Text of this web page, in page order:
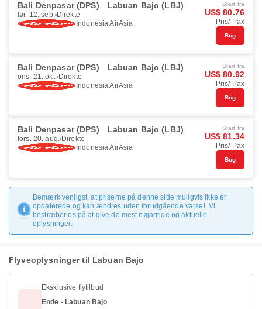
Bali Denpasar (DPS) Labuan Bajo (LBJ)
lør. 12. sep. Direkte
Indonesia AirAsia
Start fra
US$ 80.76
Pris/ Pax
Bog
Bali Denpasar (DPS) Labuan Bajo (LBJ)
ons. 21. okt. Direkte
Indonesia AirAsia
Start fra
US$ 80.92
Pris/ Pax
Bog
Bali Denpasar (DPS) Labuan Bajo (LBJ)
tors. 20. aug. Direkte
Indonesia AirAsia
Start fra
US$ 81.34
Pris/ Pax
Bog
Bemærk venligst, at priserne på denne side muligvis ikke er
opdaterede og kan ændres uden forudgående varsel. Vi
bestræber os på at give de mest nøjagtige og aktuelle
oplysninger.
Flyveoplysninger til Labuan Bajo
Eksklusive flytilbud
Ende - Labuan Bajo